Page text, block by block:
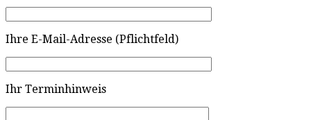
Ihre E-Mail-Adresse (Pflichtfeld)
Ihr Terminhinweis